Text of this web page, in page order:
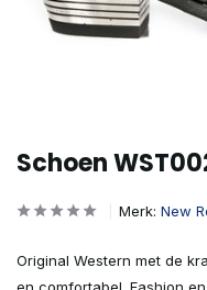
Schoen
Merk: New
Original Western met de